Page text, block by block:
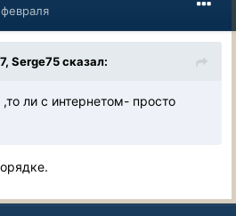
Serge75сказал:
ли с интернетом- просто